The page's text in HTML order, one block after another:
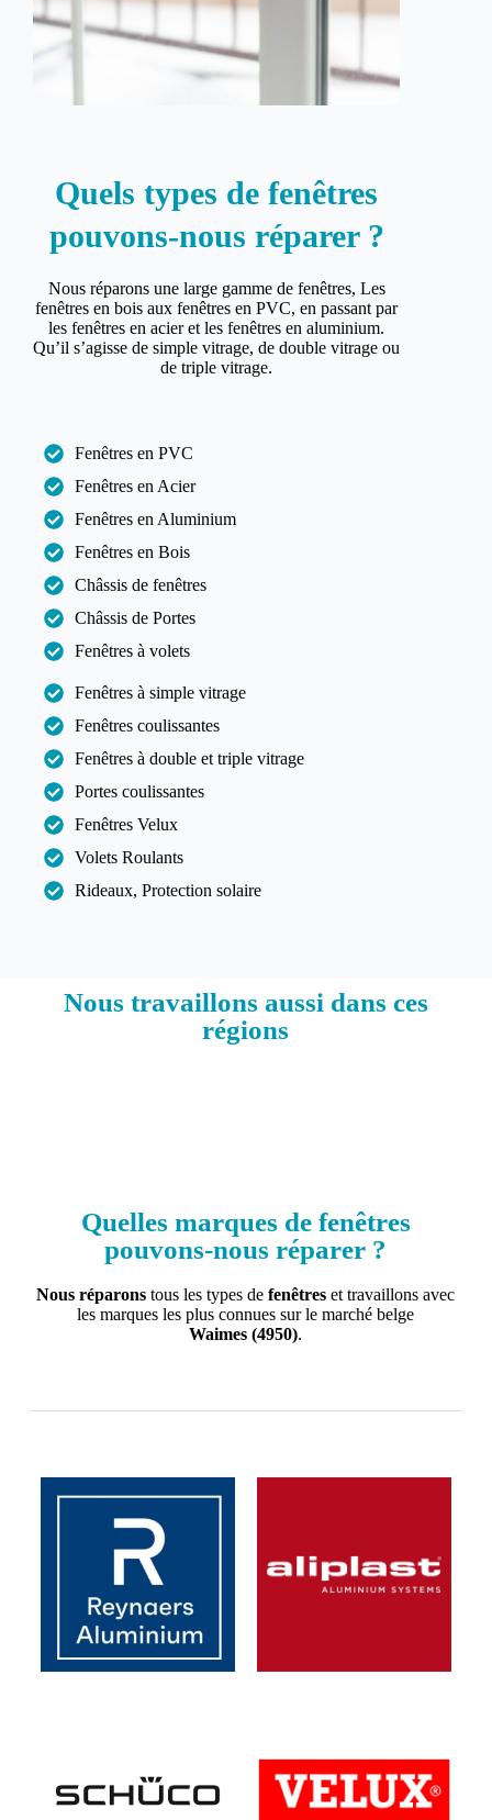
Quels types de fenêtres
pouvons-nous réparer ?
Nous réparons une large gamme de fenêtres, Les
fenêtres en bois aux fenêtres en PVC, en passant par
les fenêtres en acier et les fenêtres en aluminium.
Qu’il s’agisse de simple vitrage, de double vitrage ou
de triple vitrage.
Fenêtres en PVC
Fenêtres en Acier
Fenêtres en Aluminium
Fenêtres en Bois
Châssis de fenêtres
Châssis de Portes
Fenêtres à volets
Fenêtres à simple vitrage
Fenêtres coulissantes
Fenêtres à double et triple vitrage
Portes coulissantes
Fenêtres Velux
Volets Roulants
Rideaux, Protection solaire
Nous travaillons aussi dans ces
régions​
Quelles marques de fenêtres
pouvons-nous réparer ?
Nous réparons tous les types defenêtres et travaillons avec
les marques les plus connues sur le marché belge
Waimes (4950).